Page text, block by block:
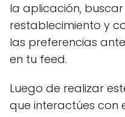
la aplicación,
restablecimiento y
las preferencias
en tu feed.
Luego de realizar
que interactúes con